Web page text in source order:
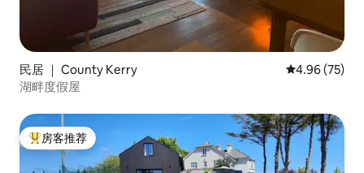
民居 ｜ County Kerry 平均评分
4.96 (75)
湖畔度假屋
热门「房客推荐」
房客推荐